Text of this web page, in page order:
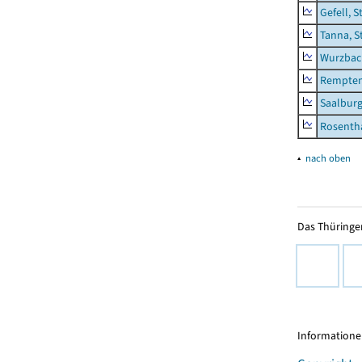
Gefell,
Tanna,
▴ nach oben
Das